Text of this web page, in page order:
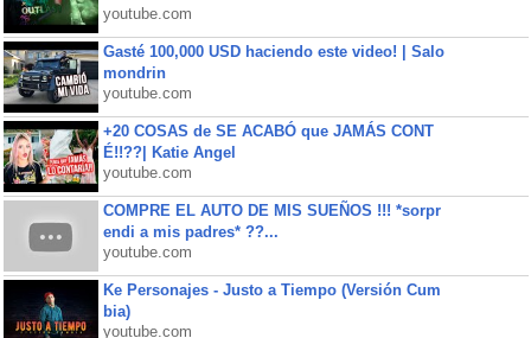
youtube.com
Gasté 100,000 USD haciendo este video! | Salo
mondrin
youtube.com
+20 COSAS de SE ACABÓ que JAMÁS CONT
É!!??| Katie Angel
youtube.com
COMPRE EL AUTO DE MIS SUEÑOS !!! *sorpr
endi a mis padres* ??...
youtube.com
Ke Personajes - Justo a Tiempo (Versión Cum
bia)
youtube.com